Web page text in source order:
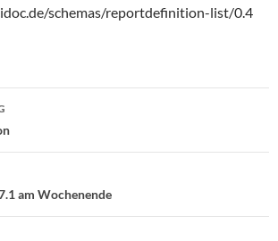
schemas/reportdefinition-list/0.4
am Wochenende